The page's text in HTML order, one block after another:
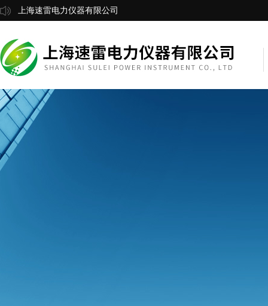
上海速雷电力仪器有限公司